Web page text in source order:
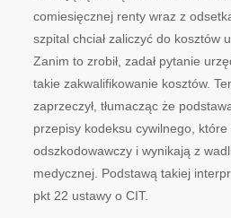
comiesięcznej renty wraz z
szpital chciał zaliczyć do kosztów
Zanim to zrobił, zadał pytanie
takie zakwalifikowanie kosztów.
zaprzeczył, tłumacząc że
przepisy kodeksu cywilnego,
odszkodowawczy i wynikają z
medycznej. Podstawą takiej
pkt 22 ustawy o CIT.